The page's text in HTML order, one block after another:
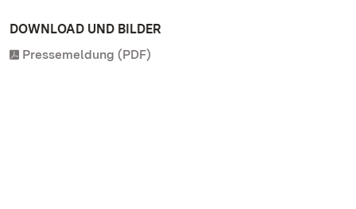
DOWNLOAD UND BILDER
Pressemeldung (PDF)